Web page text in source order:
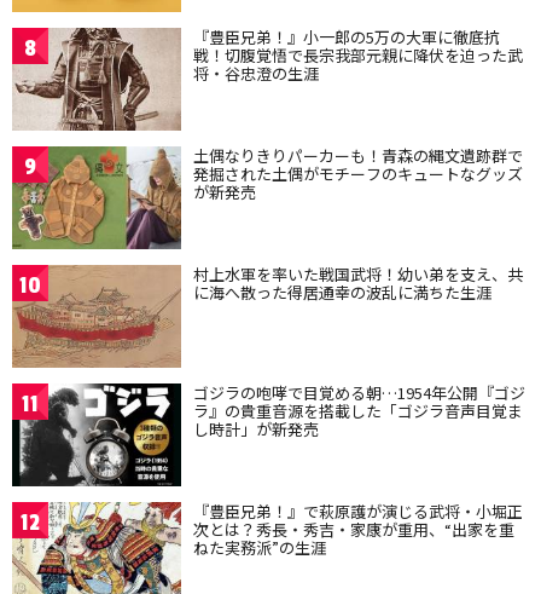
8 『豊臣兄弟！』小一郎の5万の大軍に徹底抗
戦！切腹覚悟で長宗我部元親に降伏を迫った武
将・谷忠澄の生涯
9 土偶なりきりパーカーも！青森の縄文遺跡群で
発掘された土偶がモチーフのキュートなグッズ
が新発売
10 村上水軍を率いた戦国武将！幼い弟を支え、共
に海へ散った得居通幸の波乱に満ちた生涯
11 ゴジラの咆哮で目覚める朝…1954年公開『ゴジ
ラ』の貴重音源を搭載した「ゴジラ音声目覚ま
し時計」が新発売
12 『豊臣兄弟！』で萩原護が演じる武将・小堀正
次とは？秀長・秀吉・家康が重用、“出家を重
ねた実務派”の生涯